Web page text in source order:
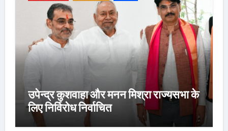
उपेन्द्र कुशवाहा और मनन मिश्रा राज्यसभा के
लिए निर्विरोध निर्वाचित